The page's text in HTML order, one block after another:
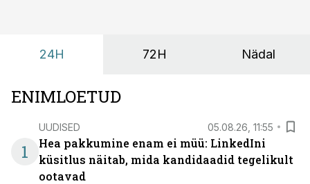
24H 72H Nädal
ENIMLOETUD
1
UUDISED 05.08.26, 11:55
Hea pakkumine enam ei müü: LinkedIni
küsitlus näitab, mida kandidaadid tegelikult
ootavad